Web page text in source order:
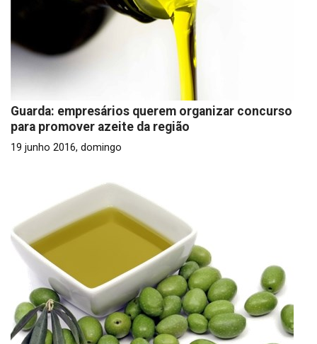
Guarda: empresários querem organizar concurso
para promover azeite da região
19 junho 2016, domingo